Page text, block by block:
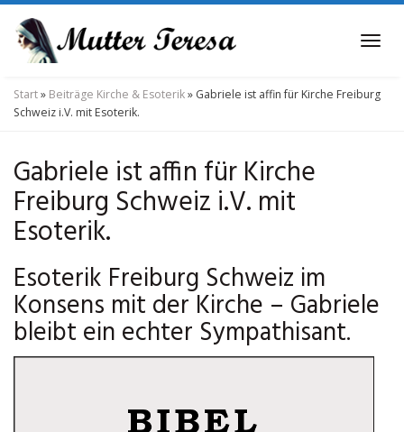
Skip
main
content
Start» Beiträge Kirche & Esoterik» Gabriele ist affin für Kirche Freiburg
Schweiz i.V. mit Esoterik.
Gabriele ist affin für Kirche
Freiburg Schweiz i.V. mit
Esoterik.
Esoterik Freiburg Schweiz im
Konsens mit der Kirche – Gabriele
bleibt ein echter Sympathisant.